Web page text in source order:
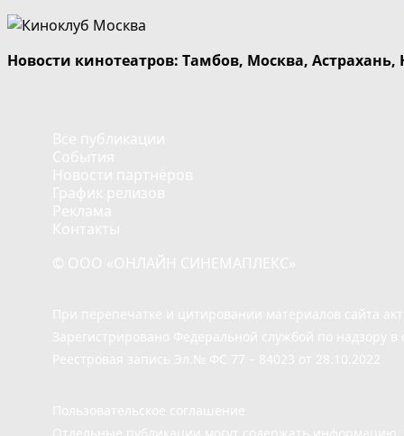
Новости кинотеатров: Тамбов, Москва,